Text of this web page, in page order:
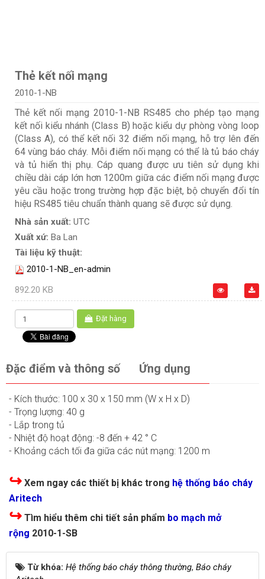
Thẻ kết nối mạng
2010-1-NB
Thẻ kết nối mạng 2010-1-NB RS485 cho phép tạo mạng
kết nối kiểu nhánh (Class B) hoặc kiểu dự phòng vòng loop
(Class A), có thể kết nối 32 điểm nối mạng, hỗ trợ lên đến
64 vùng báo cháy. Mỗi điểm nối mạng có thể là tủ báo cháy
và tủ hiển thị phụ. Cáp quang được ưu tiên sử dụng khi
chiều dài cáp lớn hơn 1200m giữa các điểm nối mạng được
yêu cầu hoặc trong trường hợp đặc biệt, bộ chuyển đổi tín
hiệu RS485 tiêu chuẩn thành quang sẽ được sử dụng.
Nhà sản xuất: UTC
Xuất xứ: Ba Lan
Tài liệu kỹ thuật:
2010-1-NB_en-admin
892.20 KB
Đặt hàng
Đặc điểm và thông số Ứng dụng
- Kích thước: 100 x 30 x 150 mm (W x H x D)
- Trọng lượng: 40 g
- Lắp trong tủ
- Nhiệt độ hoạt động: -8 đến + 42 ° C
- Khoảng cách tối đa giữa các nút mạng: 1200 m
↪ Xem ngay các thiết bị khác trong hệ thống báo cháy
Aritech
↪ Tìm hiểu thêm chi tiết sản phẩm bo mạch mở
rộng 2010-1-SB
Từ khóa: Hệ thống báo cháy thông thường, Báo cháy